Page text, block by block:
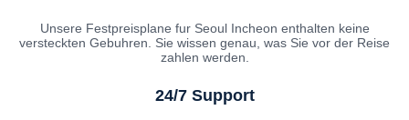
Unsere Festpreisplane fur Seoul Incheon enthalten keine
versteckten Gebuhren. Sie wissen genau, was Sie vor der Reise
zahlen werden.
24/7 Support